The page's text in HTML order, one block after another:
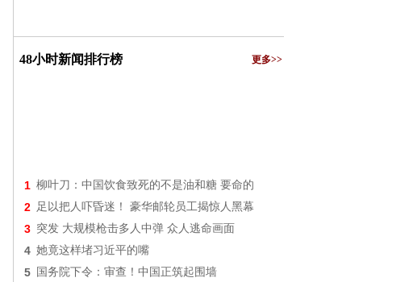
48小时新闻排行榜 更多>>
1 柳叶刀：中国饮食致死的不是油和糖 要命的
2 足以把人吓昏迷！ 豪华邮轮员工揭惊人黑幕
3 突发 大规模枪击多人中弹 众人逃命画面
4 她竟这样堵习近平的嘴
5 国务院下令：审查！中国正筑起围墙